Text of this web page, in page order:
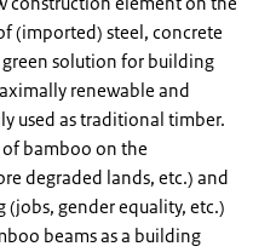
(imported) steel, concrete
solution for building
renewable and
used as traditional timber.
bamboo on the
degraded lands, etc.) and
(jobs, gender equality, etc.)
beams as a building